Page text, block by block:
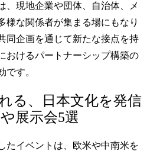
、現地企業や団体、自治体、メ
様な関係者が集まる場にもなり
同企画を通じて新たな接点を持
おけるパートナーシップ構築の
です。
る、日本文化を発信
展示会5選
たイベントは、欧米や中南米を